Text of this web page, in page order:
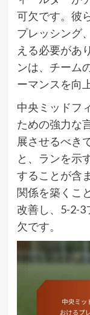
可欠です。彼
プレッシング
える必要があ
ンは、チーム
ーマンスを向
中央ミッドフ
ための強力な
展させるべき
と、ランを示
することが含
関係を築くこ
改善し、5-2-3
欠です。